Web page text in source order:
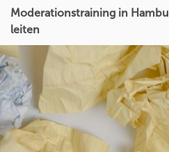
Moderationstraining in
leiten